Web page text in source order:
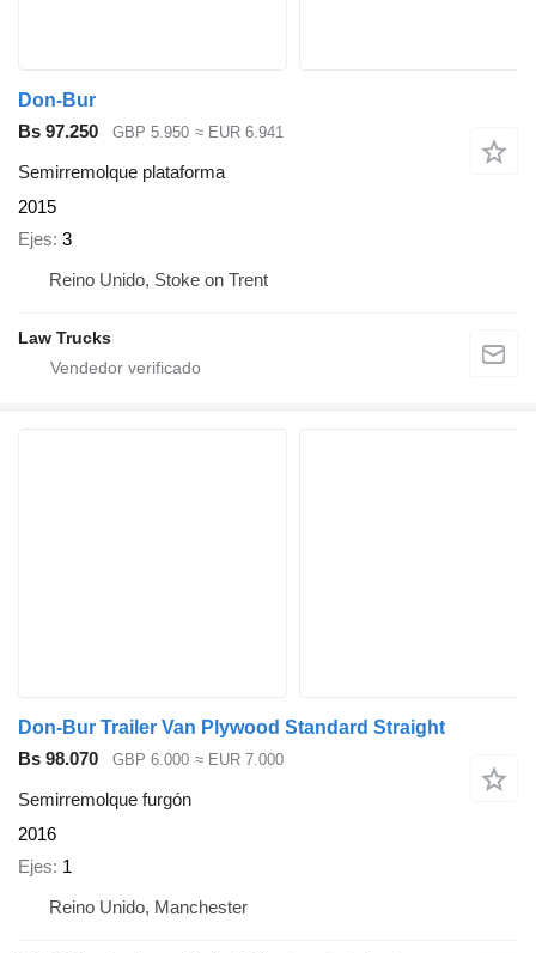
Don-Bur
Bs 97.250
GBP 5.950 ≈ EUR 6.941
Semirremolque plataforma
2015
Ejes 3
Reino Unido, Stoke on Trent
Law Trucks
Don-Bur Trailer Van Plywood Standard Straight
Bs 98.070
GBP 6.000 ≈ EUR 7.000
Semirremolque furgón
2016
Ejes 1
Reino Unido, Manchester